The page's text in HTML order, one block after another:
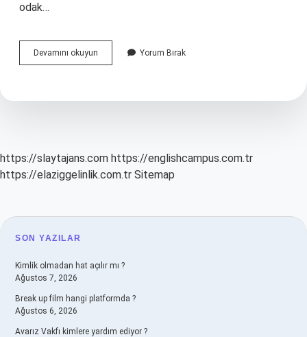
odak…
Devamını okuyun
Nedir
Yorum Bırak
https://slaytajans.com https://englishcampus.com.tr
https://elaziggelinlik.com.tr Sitemap
SIDEBAR
SON YAZILAR
Kimlik olmadan hat açılır mı ?
Ağustos 7, 2026
Break up film hangi platformda ?
Ağustos 6, 2026
Avarız Vakfı kimlere yardım ediyor ?